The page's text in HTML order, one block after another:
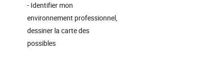
- Identifier mon
environnement professionnel,
dessiner la carte des
possibles